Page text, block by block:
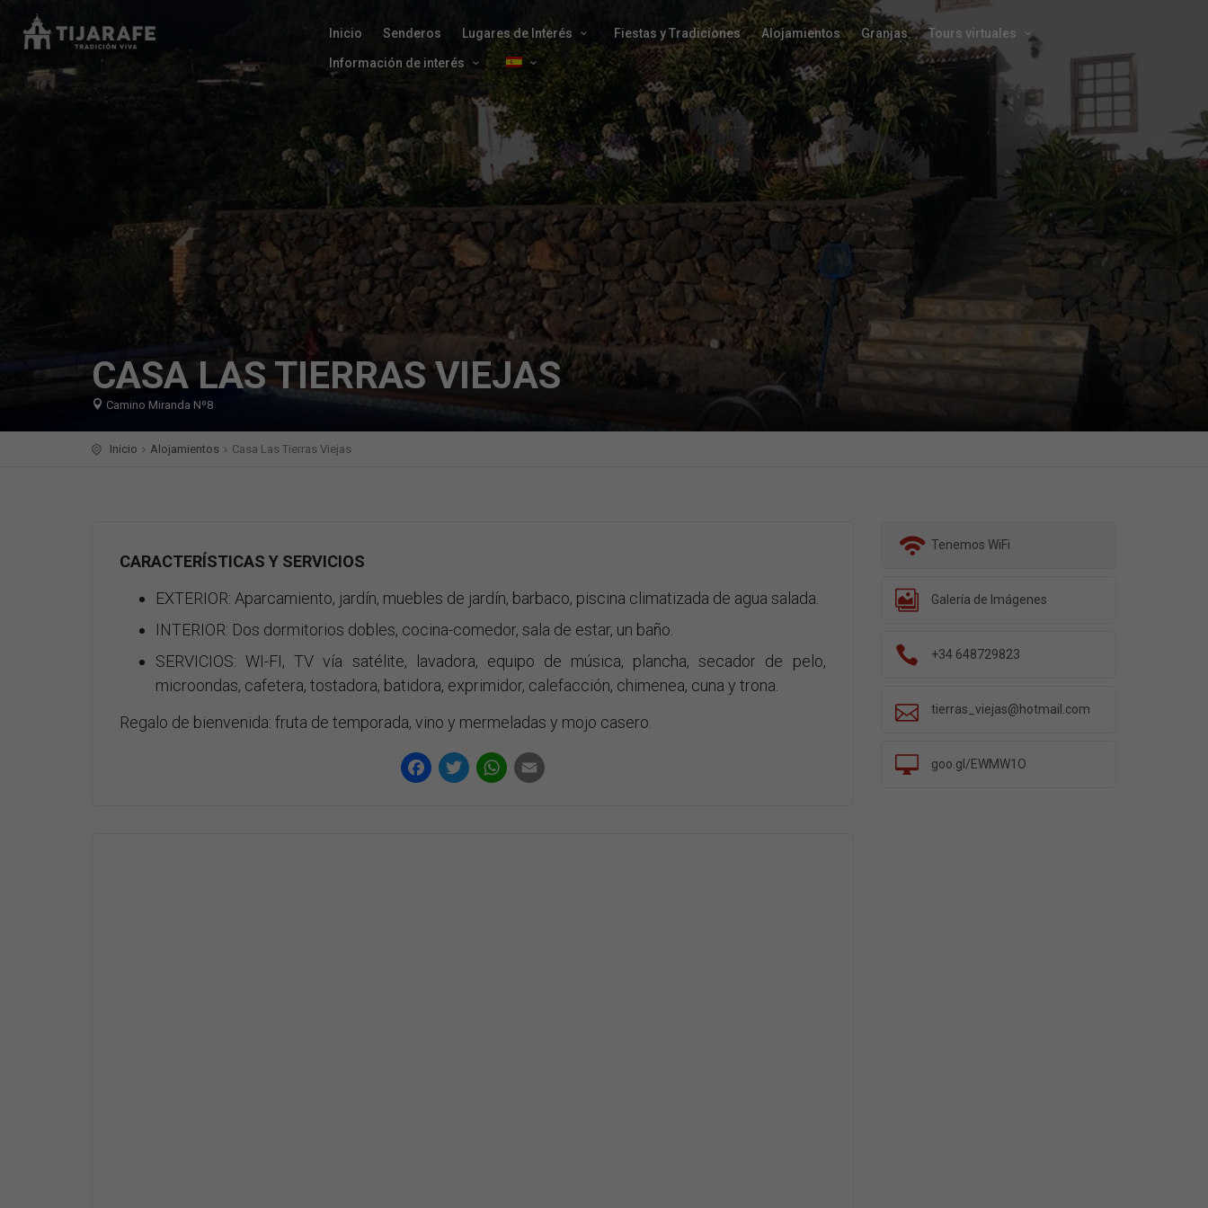
Inicio Senderos Lugares de Interés Fiestas y Tradiciones Alojamientos Granjas Tours virtuales
Información de interés
CASA LAS TIERRAS VIEJAS
Camino Miranda Nº8
Inicio Alojamientos Casa Las Tierras Viejas
Tenemos WiFi
Galería de Imágenes
+34 648729823
tierras_viejas@hotmail.com
goo.gl/EWMW1O
CARACTERÍSTICAS Y SERVICIOS
EXTERIOR: Aparcamiento, jardín, muebles de jardín, barbaco, piscina climatizada de agua salada.
INTERIOR: Dos dormitorios dobles, cocina-comedor, sala de estar, un baño.
SERVICIOS: WI-FI, TV vía satélite, lavadora, equipo de música, plancha, secador de pelo,
microondas, cafetera, tostadora, batidora, exprimidor, calefacción, chimenea, cuna y trona.
Regalo de bienvenida: fruta de temporada, vino y mermeladas y mojo casero.
Facebook
TwitterWhatsApp
Email